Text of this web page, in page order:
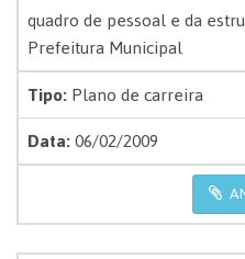
quadro de pessoal e da
Prefeitura Municipal
Tipo:Plano de carreira
Data:06/02/2009